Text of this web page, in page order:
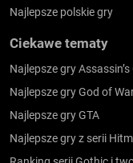
Najlepsze polskie gry
Ciekawe tematy
Najlepsze gry Assassin’s
Najlepsze gry God of
Najlepsze gry GTA
Najlepsze gry z serii